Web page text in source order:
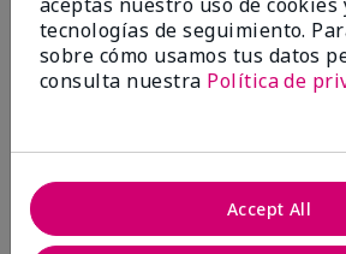
Antes &
Antes
tecnologías de seguimiento.
sobre cómo usamos tus datos
consulta nuestra Política de
Accept All